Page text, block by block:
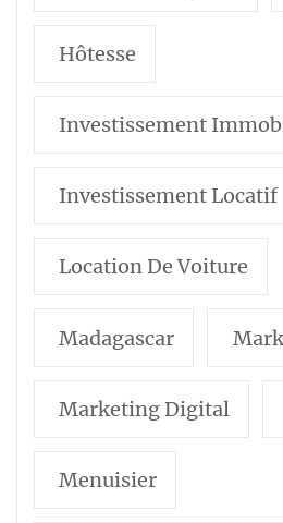
Hôtesse
Investissement
Investissement Locatif
Location De Voiture
Madagascar
Marketing Digital
Menuisier